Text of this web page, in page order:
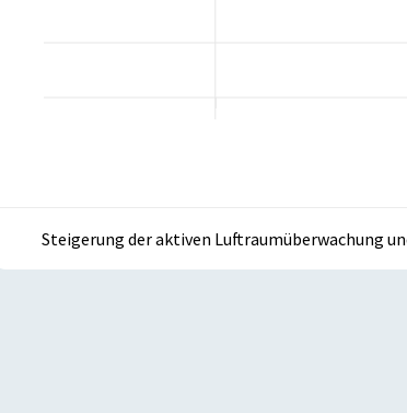
Steigerung der aktiven Luftraumüberwachung